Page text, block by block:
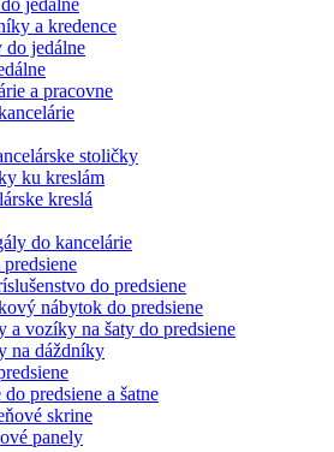
a kredence
jedálne
a pracovne
stoličky
ku kreslám
kreslá
do kancelárie
do predsiene
nábytok do predsiene
a vozíky na šaty do predsiene
na dáždníky
predsiene a šatne
skrine
panely